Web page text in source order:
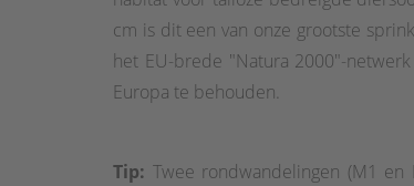
cm is dit een van onze grootste
het EU-brede "Natura 2000"-
Europa te behouden.
Tip: Twee rondwandelingen (M1